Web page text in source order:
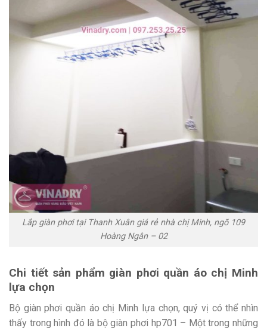
Lắp giàn phơi tại Thanh Xuân giá rẻ nhà chị Minh, ngõ 109
Hoàng Ngân – 02
Chi tiết sản phẩm giàn phơi quần áo chị Minh
lựa chọn
Bộ giàn phơi quần áo chị Minh lựa chọn, quý vị có thể nhìn
thấy trong hình đó là bộ giàn phơi hp701 – Một trong những